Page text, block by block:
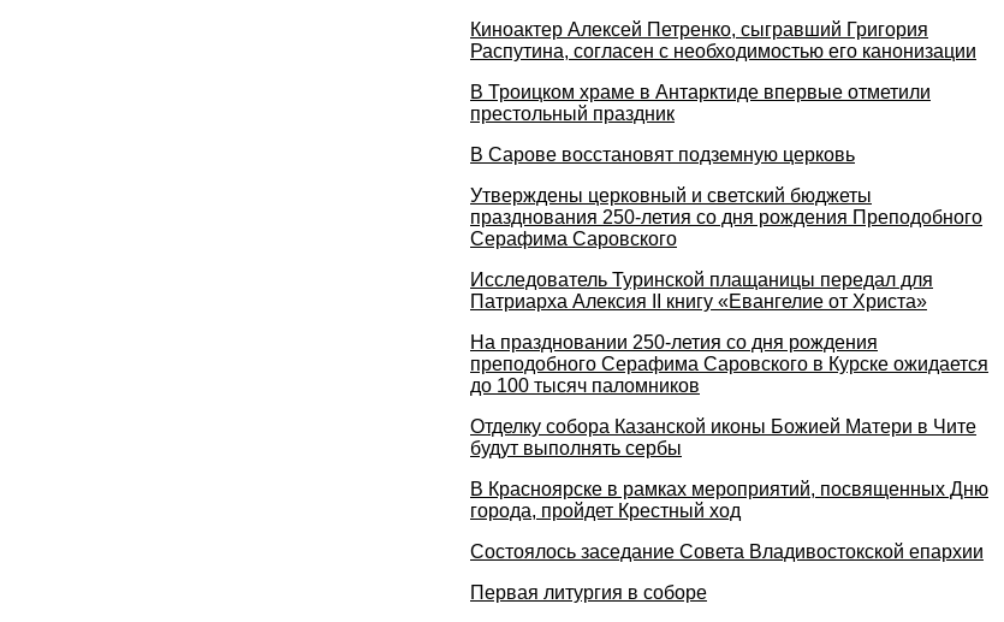
Киноактер Алексей Петренко, сыгравший Григория
Распутина, согласен с необходимостью его канонизации
В Троицком храме в Антарктиде впервые отметили
престольный праздник
В Сарове восстановят подземную церковь
Утверждены церковный и светский бюджеты
празднования 250-летия со дня рождения Преподобного
Серафима Саровского
Исследователь Туринской плащаницы передал для
Патриарха Алексия II книгу «Евангелие от Христа»
На праздновании 250-летия со дня рождения
преподобного Серафима Саровского в Курске ожидается
до 100 тысяч паломников
Отделку собора Казанской иконы Божией Матери в Чите
будут выполнять сербы
В Красноярске в рамках мероприятий, посвященных Дню
города, пройдет Крестный ход
Состоялось заседание Совета Владивостокской епархии
Первая литургия в соборе